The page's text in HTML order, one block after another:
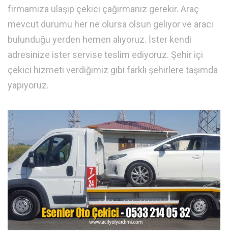
firmamıza ulaşıp çekici çağırmanız gerekir. Araç
mevcut durumu her ne olursa olsun geliyor ve aracı
bulunduğu yerden hemen alıyoruz. İster kendi
adresinize ister servise teslim ediyoruz. Şehir içi
çekici hizmeti verdiğimiz gibi farklı şehirlere taşımda
yapıyoruz.